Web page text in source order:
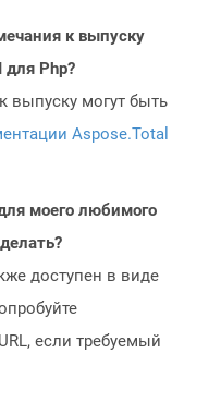
к выпуску
для Php?
выпуску могут быть
Aspose.Total
моего любимого
доступен в виде
если требуемый